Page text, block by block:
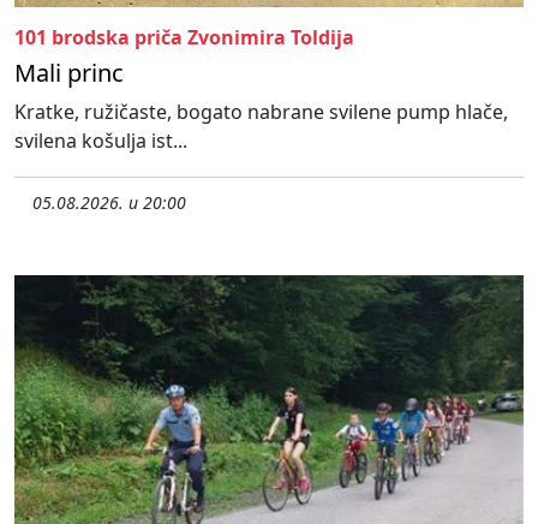
101 brodska priča Zvonimira Toldija
Mali princ
Kratke, ružičaste, bogato nabrane svilene pump hlače,
svilena košulja ist...
05.08.2026. u 20:00